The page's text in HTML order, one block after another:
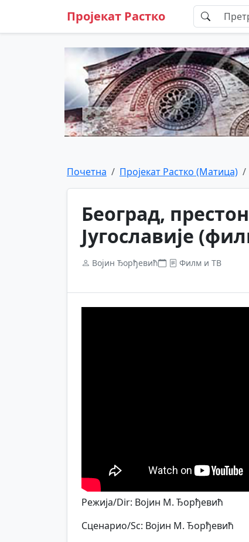
Пројекат Растко
Почетна Пројекат Растко (Матица)
Београд,
Југославије
Војин Ђорђевић Филм и ТВ
Режија/Dir: Војин М. Ђорђевић
Сценарио/Sc: Војин М. Ђорђевић